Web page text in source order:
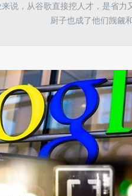
说，从谷歌直接挖人才，是省
厨子也成了他们觊觎